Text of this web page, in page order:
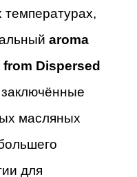
температурах,
aroma
from Dispersed
масляных
для